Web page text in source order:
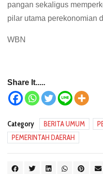
pangan sekaligus
pilar utama perekonomian
WBN
Share It.....
Category BERITA UMUM
PEMERINTAH DAERAH